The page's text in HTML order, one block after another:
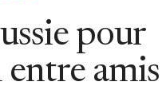
pour
amis